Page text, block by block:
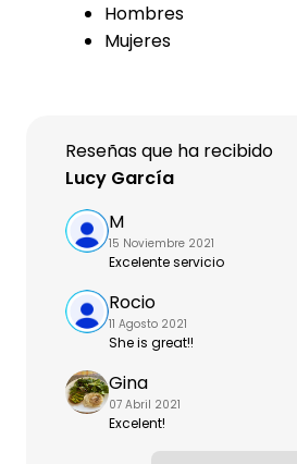
Hombres
Mujeres
Reseñas que ha recibido
Lucy García
M
15 Noviembre 2021
Excelente servicio
Rocio
11 Agosto 2021
She is great!!
Gina
07 Abril 2021
Excelent!